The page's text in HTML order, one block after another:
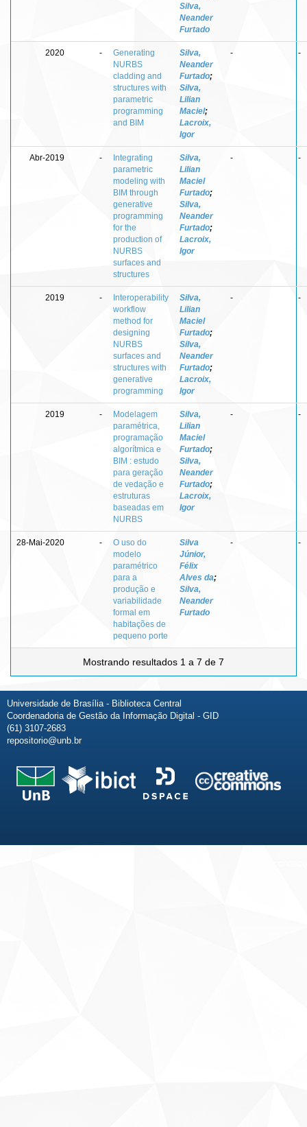
Silva,
Neander
Furtado
2020 -
Generating
NURBS
cladding and
structures with
parametric
programming
and BIM
Silva,
Neander
Furtado;
Silva,
Lilian
Maciel;
Lacroix,
Igor
- -
Abr-2019 -
Integrating
parametric
modeling with
BIM through
generative
programming
for the
production of
NURBS
surfaces and
structures
Silva,
Lilian
Maciel
Furtado;
Silva,
Neander
Furtado;
Lacroix,
Igor
- -
2019 -
Interoperability
workflow
method for
designing
NURBS
surfaces and
structures with
generative
programming
Silva,
Lilian
Maciel
Furtado;
Silva,
Neander
Furtado;
Lacroix,
Igor
- -
2019 -
Modelagem
paramétrica,
programação
algorítmica e
BIM : estudo
para geração
de vedação e
estruturas
baseadas em
NURBS
Silva,
Lilian
Maciel
Furtado;
Silva,
Neander
Furtado;
Lacroix,
Igor
- -
28-Mai-2020 -
O uso do
modelo
paramétrico
para a
produção e
variabilidade
formal em
habitações de
pequeno porte
Silva
Júnior,
Félix
Alves da;
Silva,
Neander
Furtado
- -
Mostrando resultados 1 a 7 de 7
Universidade de Brasília - Biblioteca Central
Coordenadoria de Gestão da Informação Digital - GID
(61) 3107-2683
repositorio@unb.br